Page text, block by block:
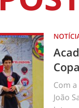
Com
João